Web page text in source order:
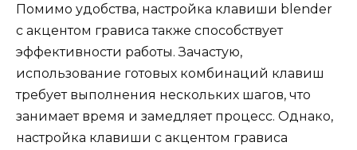
Помимо удобства, настройка клавиши blender
с акцентом грависа также способствует
эффективности работы. Зачастую,
использование готовых комбинаций клавиш
требует выполнения нескольких шагов, что
занимает время и замедляет процесс. Однако,
настройка клавиши с акцентом грависа